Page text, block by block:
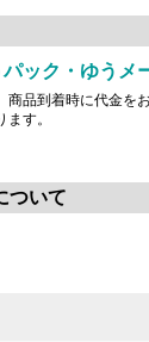
ック・ゆうメ
商品到着時に代金を
す。
ついて